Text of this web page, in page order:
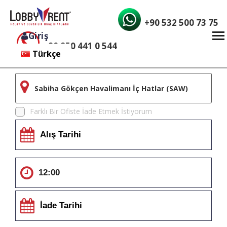
Giriş
Türkçe
English
+90 532 500 73 75
+90 850 441 0 544
Sabiha Gökçen Havalimanı İç Hatlar (SAW)
Farklı Bir Ofiste İade Etmek İstiyorum